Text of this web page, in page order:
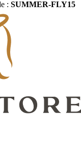
: SUMMER-FLY15